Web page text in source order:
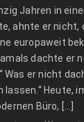
Jahren in
ahnte er nicht,
europaweit
dachte er
Was er nicht
lassen.“ Heute,
Büro, […]